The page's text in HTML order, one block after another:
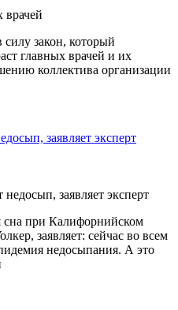
закон, который
главных врачей и их
коллектива организации
заявляет эксперт
сна при Калифорнийском
заявляет: сейчас во всем
недосыпания. А это